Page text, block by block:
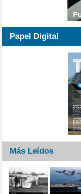
Papel Digital
Más Leídos